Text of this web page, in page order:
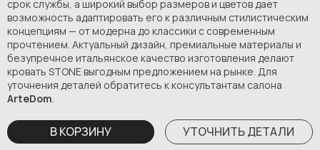
срок службы, а широкий выбор размеров и цветов дает
возможность адаптировать его к различным стилистическим
концепциям — от модерна до классики с современным
прочтением. Актуальный дизайн, премиальные материалы и
безупречное итальянское качество изготовления делают
кровать STONE выгодным предложением на рынке. Для
уточнения деталей обратитесь к консультантам салона
ArteDom
В КОРЗИНУ УТОЧНИТЬ ДЕТАЛИ